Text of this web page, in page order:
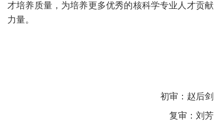
才培养质量，为培养更多优秀的核科学专业人才贡献
力量。
初审：赵后剑
复审：刘芳